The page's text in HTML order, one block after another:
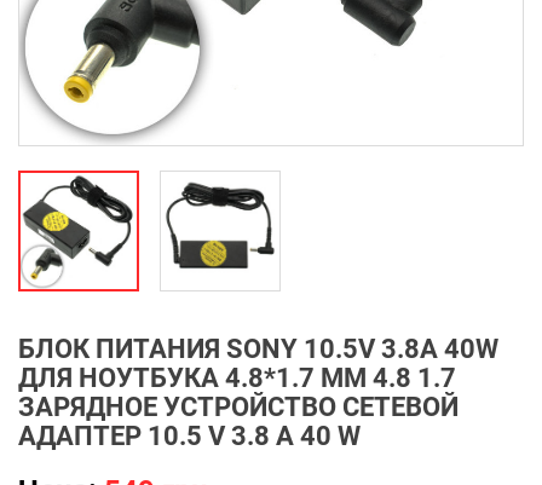
БЛОК ПИТАНИЯ SONY 10.5V 3.8A 40W
ДЛЯ НОУТБУКА 4.8*1.7 ММ 4.8 1.7
ЗАРЯДНОЕ УСТРОЙСТВО СЕТЕВОЙ
АДАПТЕР 10.5 V 3.8 A 40 W